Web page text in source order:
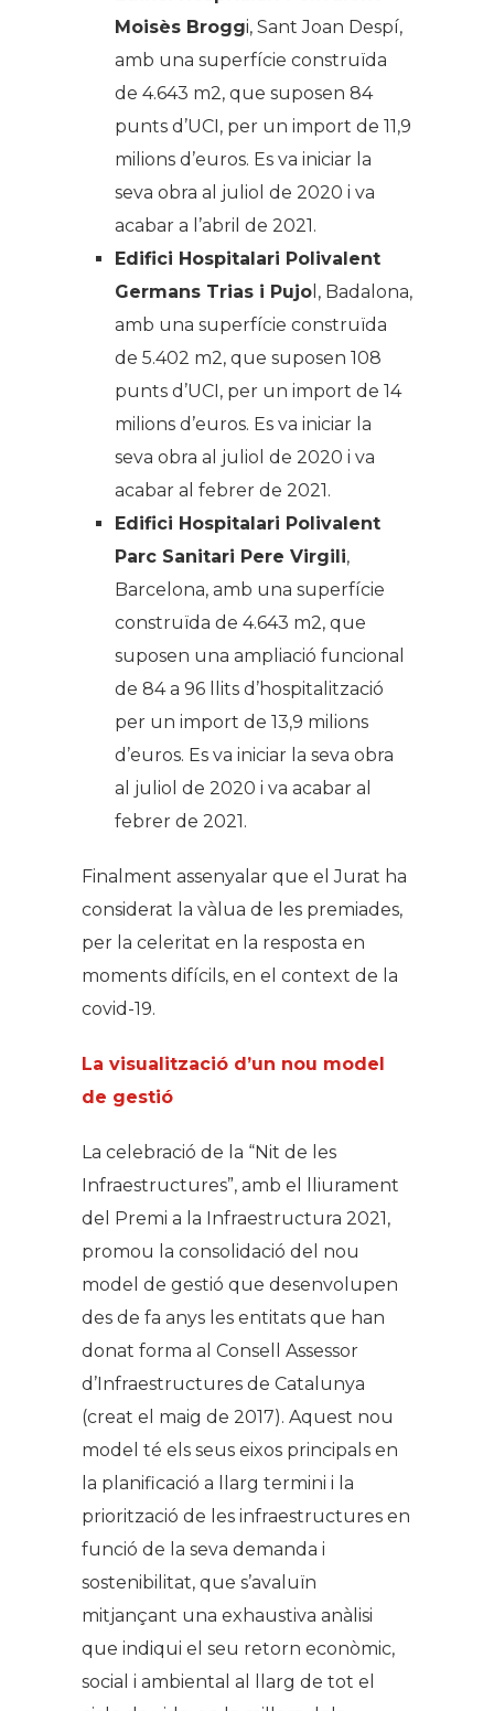
Moisès Broggi, Sant Joan Despí,
amb una superfície construïda
de 4.643 m2, que suposen 84
punts d’UCI, per un import de 11,9
milions d’euros. Es va iniciar la
seva obra al juliol de 2020 i va
acabar a l’abril de 2021.
Edifici Hospitalari Polivalent
Germans Trias i Pujo l, Badalona,
amb una superfície construïda
de 5.402 m2, que suposen 108
punts d’UCI, per un import de 14
milions d’euros. Es va iniciar la
seva obra al juliol de 2020 i va
acabar al febrer de 2021.
Edifici Hospitalari Polivalent
Parc Sanitari Pere Virgili,
Barcelona, amb una superfície
construïda de 4.643 m2, que
suposen una ampliació funcional
de 84 a 96 llits d’hospitalització
per un import de 13,9 milions
d’euros. Es va iniciar la seva obra
al juliol de 2020 i va acabar al
febrer de 2021.
Finalment assenyalar que el Jurat ha
considerat la vàlua de les premiades,
per la celeritat en la resposta en
moments difícils, en el context de la
covid-19.
La visualització d’un nou model
de gestió
La celebració de la “Nit de les
Infraestructures”, amb el lliurament
del Premi a la Infraestructura 2021,
promou la consolidació del nou
model de gestió que desenvolupen
des de fa anys les entitats que han
donat forma al Consell Assessor
d’Infraestructures de Catalunya
(creat el maig de 2017). Aquest nou
model té els seus eixos principals en
la planificació a llarg termini i la
priorització de les infraestructures en
funció de la seva demanda i
sostenibilitat, que s’avaluïn
mitjançant una exhaustiva anàlisi
que indiqui el seu retorn econòmic,
social i ambiental al llarg de tot el